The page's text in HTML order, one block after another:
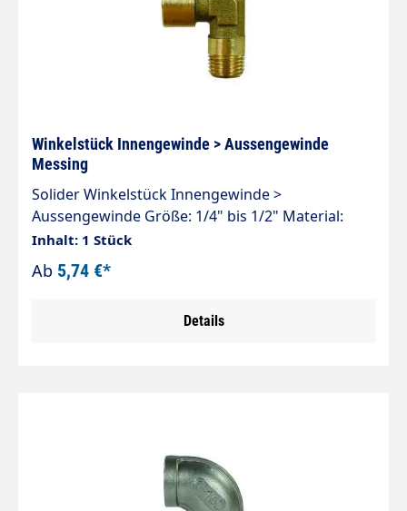
Winkelstück Innengewinde > Aussengewinde
Messing
Solider Winkelstück Innengewinde >
Aussengewinde Größe: 1/4" bis 1/2" Material:
Messing 150 bar
Inhalt: 1 Stück
Ab 5,74 €*
Details